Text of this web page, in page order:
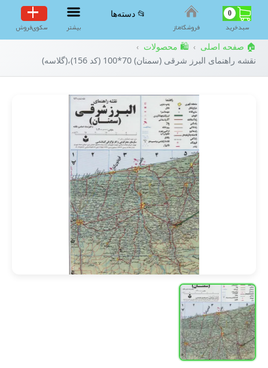
0
سبد‌خرید فروشگاه‌ناز
📂 دسته‌ها
بیشتر سکوی‌فروش
🏠 صفحه اصلی › 🛍️ محصولات ›
نقشه راهنمای البرز شرقی (سمنان) 70*100 (کد 156)،(گلاسه)